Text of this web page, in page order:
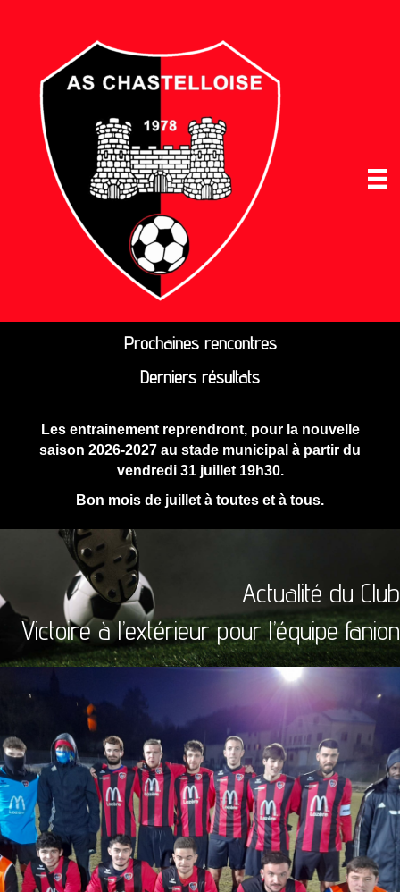
Prochaines rencontres
Derniers résultats
Les entrainement reprendront, pour la nouvelle
saison 2026-2027 au stade municipal à partir du
vendredi 31 juillet 19h30.
Bon mois de juillet à toutes et à tous.
Actualité du Club
Victoire à l’extérieur pour l’équipe fanion